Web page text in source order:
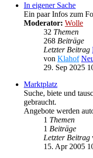
In eigener Sache
Ein paar Infos zum
Moderator: Wolle
32 Themen
268 Beiträge
Letzter Beitrag
von Klahof
29. Sep 2025
Marktplatz
Suche, biete und
gebraucht.
Angebote werden
1 Themen
1 Beiträge
Letzter Beitrag
15. Apr 2005